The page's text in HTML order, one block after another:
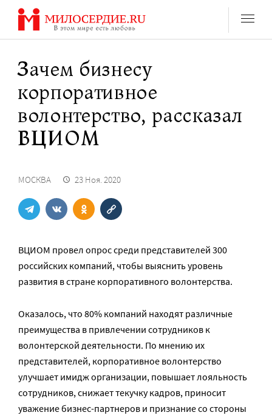
Перейти
содержанию
Зачем бизнесу
корпоративное
волонтерство, рассказал
ВЦИОМ
МОСКВА 23 Ноя. 2020
ВЦИОМ провел опрос среди представителей 300
российских компаний, чтобы выяснить уровень
развития в стране корпоративного волонтерства.
Оказалось, что 80% компаний находят различные
преимущества в привлечении сотрудников к
волонтерской деятельности. По мнению их
представителей, корпоративное волонтерство
улучшает имидж организации, повышает лояльность
сотрудников, снижает текучку кадров, приносит
уважение бизнес-партнеров и признание со стороны